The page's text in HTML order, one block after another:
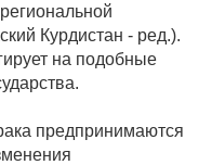
Курдистан - ред.).
на подобные
предпринимаются